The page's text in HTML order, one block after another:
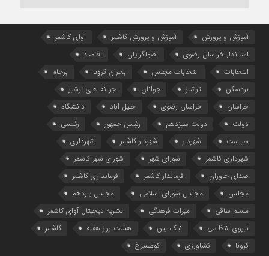
آموزش و پرورش آموزش و پرورش کاشمر
آوای کاشمر
استاندار خراسان رضوی
اصولگرایان
اقتصاد
انتخابات
انتخابات مجلس بحران کرونا
برجام
بردسکن
ترشیز جوانان
جوانه های ترشیز
خراسان
خراسان رضوی خلیل آباد
دانشگاه
دولت
دولت سیزدهم رئیس جمهور
رئیسی
سیاست
شهردار شهردار کاشمر
شهرداری
شهرداری کاشمر
شورای شهر
شورای شهر کاشمر
صدای خاوران
فرماندار کاشمر
فرمانداری کاشمر
مجلس
مجلس شورای اسلامی
مجلس یازدهم
مسلم ساقی
میراث فرهنگی
نشریه دیجیتال آوای کاشمر
نیروی انتظامی
نیک بین هشت روز هفته
کاشمر
کرونا
کشاورزی کوهسرخ